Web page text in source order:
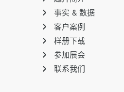
事实 & 数据
客户案例
样册下载
参加展会
联系我们